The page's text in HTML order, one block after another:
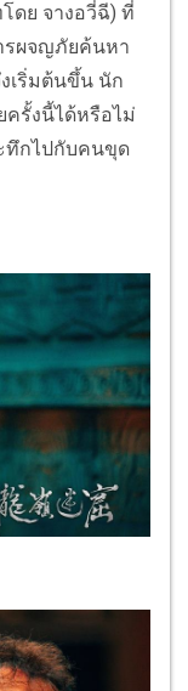
ดย จางอวี่ฉี) ที่
รผจญภัยค้นหา
เริ่มต้นขึ้น นัก
ครั้งนี้ได้หรือไม่
ทึกไปกับคนขุด